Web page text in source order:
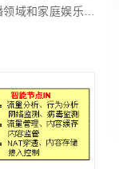
域和家庭娱乐等
，波束指向性